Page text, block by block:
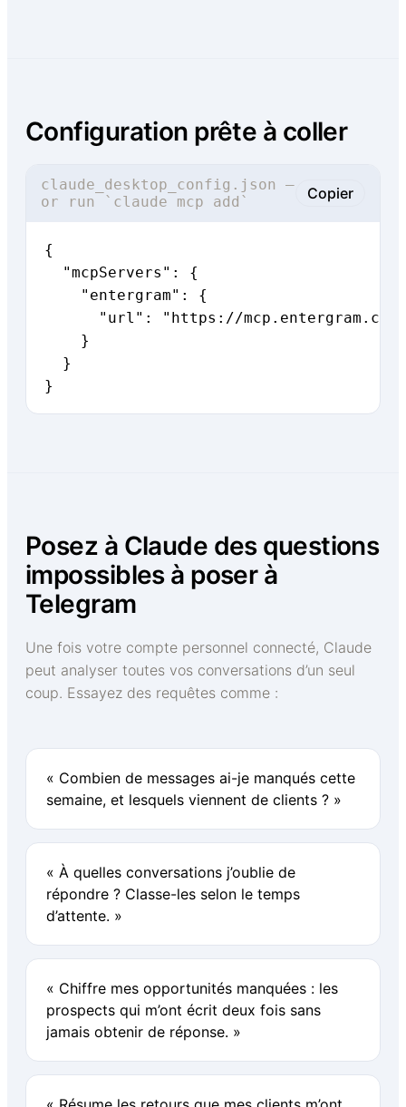
Configuration prête à coller
claude_desktop_config.json —
or run `claude mcp add`
Copier
{
  "mcpServers": {
    "entergram": {
"url": "https://
    }
  }
}
Posez à Claude des questions
impossibles à poser à
Telegram
Une fois votre compte personnel connecté, Claude
peut analyser toutes vos conversations d’un seul
coup. Essayez des requêtes comme :
« Combien de messages ai-je manqués cette
semaine, et lesquels viennent de clients ? »
« À quelles conversations j’oublie de
répondre ? Classe-les selon le temps
d’attente. »
« Chiffre mes opportunités manquées : les
prospects qui m’ont écrit deux fois sans
jamais obtenir de réponse. »